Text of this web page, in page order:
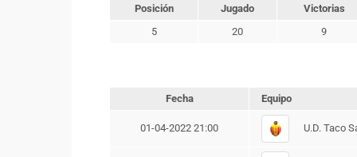
Posición Jugado
Victorias
5
20 9
Fecha Equipo
01-04-2022 21:00 U.D. Taco